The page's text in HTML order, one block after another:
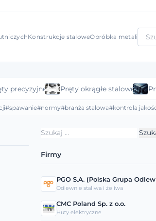
Konstrukcje staloweObróbka metali
precyzyjne Pręty okrągłe stalowe
#spawanie#normy#branża stalowa#kontrola
Szukaj:
Firmy
PGO S.A. (Polska Grupa
Odlewnie staliwa i żeliwa
CMC Poland Sp. z o.o.
Huty elektryczne